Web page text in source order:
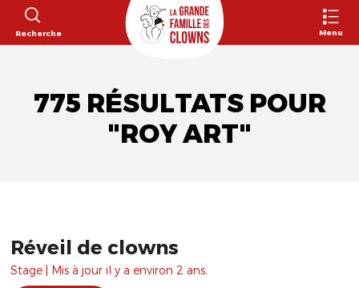
Recherche Menu
775 RÉSULTATS POUR
"ROY ART"
Réveil de clowns
Stage | Mis à jour il y a environ 2 ans.